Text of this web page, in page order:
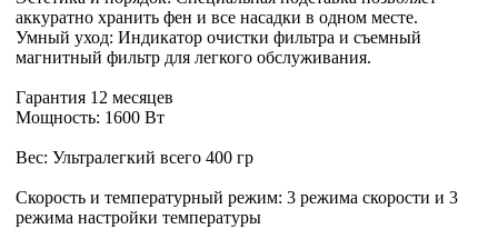
аккуратно хранить фен и все насадки в одном месте.
Умный уход: Индикатор очистки фильтра и съемный
магнитный фильтр для легкого обслуживания.
Гарантия 12 месяцев
Мощность: 1600 Вт
Вес: Ультралегкий всего 400 гр
Скорость и температурный режим: 3 режима скорости и 3
режима настройки температуры